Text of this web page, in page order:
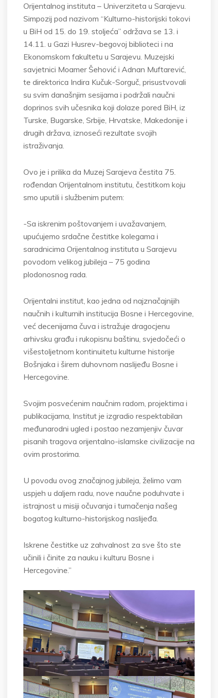
Orijentalnog instituta – Univerziteta u Sarajevu.
Simpozij pod nazivom “Kulturno-historijski tokovi
u BiH od 15. do 19. stoljeća” održava se 13. i
14.11. u Gazi Husrev-begovoj biblioteci i na
Ekonomskom fakultetu u Sarajevu. Muzejski
savjetnici Moamer Šehović i Adnan Muftarević,
te direktorica Indira Kučuk-Sorguč, prisustvovali
su svim današnjim sesijama i podržali naučni
doprinos svih učesnika koji dolaze pored BiH, iz
Turske, Bugarske, Srbije, Hrvatske, Makedonije i
drugih država, iznoseći rezultate svojih
istraživanja.
Ovo je i prilika da Muzej Sarajeva čestita 75.
rođendan Orijentalnom institutu, čestitkom koju
smo uputili i službenim putem:
-Sa iskrenim poštovanjem i uvažavanjem,
upućujemo srdačne čestitke kolegama i
saradnicima Orijentalnog instituta u Sarajevu
povodom velikog jubileja – 75 godina
plodonosnog rada.
Orijentalni institut, kao jedna od najznačajnijih
naučnih i kulturnih institucija Bosne i Hercegovine,
već decenijama čuva i istražuje dragocjenu
arhivsku građu i rukopisnu baštinu, svjedočeći o
višestoljetnom kontinuitetu kulturne historije
Bošnjaka i širem duhovnom naslijeđu Bosne i
Hercegovine.
Svojim posvećenim naučnim radom, projektima i
publikacijama, Institut je izgradio respektabilan
međunarodni ugled i postao nezamjenjiv čuvar
pisanih tragova orijentalno-islamske civilizacije na
ovim prostorima.
U povodu ovog značajnog jubileja, želimo vam
uspjeh u daljem radu, nove naučne poduhvate i
istrajnost u misiji očuvanja i tumačenja našeg
bogatog kulturno-historijskog naslijeđa.
Iskrene čestitke uz zahvalnost za sve što ste
učinili i činite za nauku i kulturu Bosne i
Hercegovine.”